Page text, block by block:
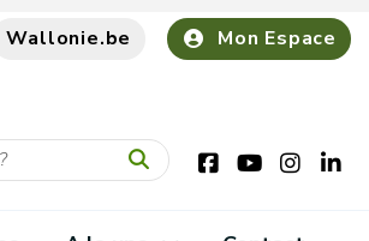
Wallonie.be Mon Espace